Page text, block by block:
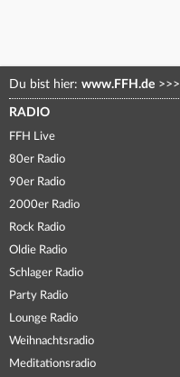
Du bist hier: www.FFH.de >>>
RADIO
FFH Live
80er Radio
90er Radio
2000er Radio
Rock Radio
Oldie Radio
Schlager Radio
Party Radio
Lounge Radio
Weihnachtsradio
Meditationsradio